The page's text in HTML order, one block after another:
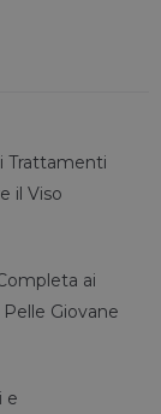
Trattamenti
il Viso
ai
Giovane
e